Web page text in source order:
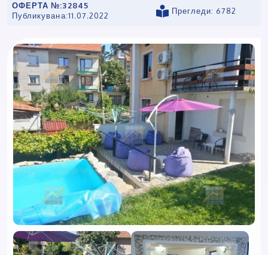
ОФЕРТА №:32845
Публикувана:11.07.2022
Прегледи: 6782